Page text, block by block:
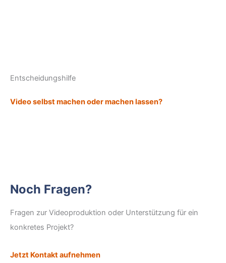
Entscheidungshilfe
Video selbst machen oder machen lassen?
Noch Fragen?
Fragen zur Videoproduktion oder Unterstützung für ein
konkretes Projekt?
Jetzt Kontakt aufnehmen